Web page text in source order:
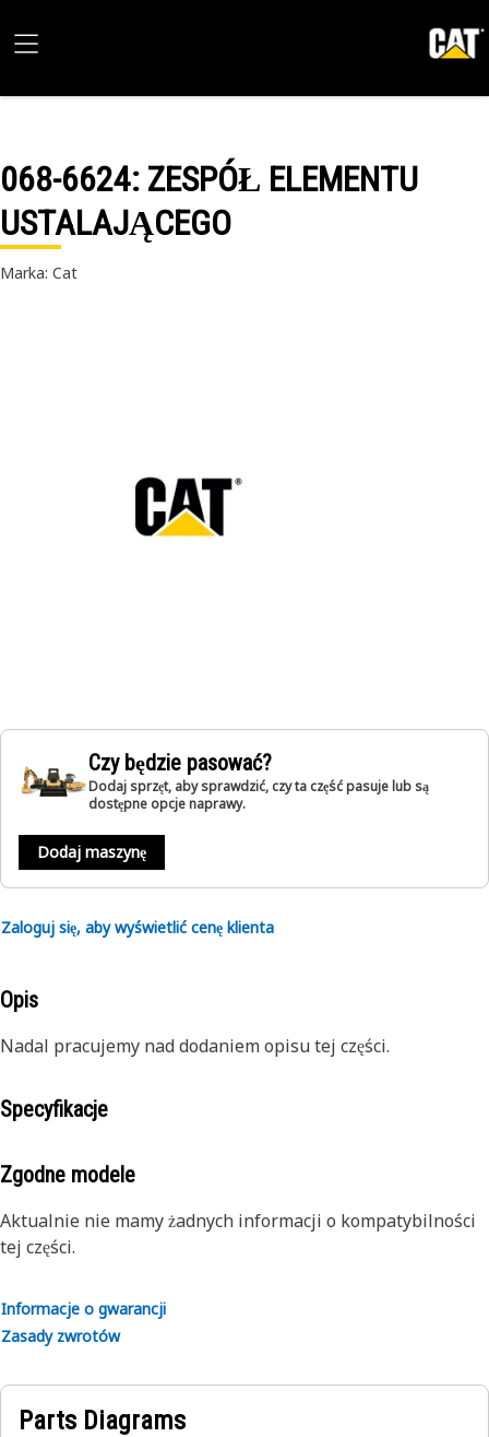
068-6624: ZESPÓŁ ELEMENTU
USTALAJĄCEGO
Marka: Cat
Czy będzie pasować?
Dodaj sprzęt, aby sprawdzić, czy ta część pasuje lub są
dostępne opcje naprawy.
Dodaj maszynę
Zaloguj się, aby wyświetlić cenę klienta
Opis
Nadal pracujemy nad dodaniem opisu tej części.
Specyfikacje
Zgodne modele
Aktualnie nie mamy żadnych informacji o kompatybilności
tej części.
Informacje o gwarancji
Zasady zwrotów
Parts Diagrams